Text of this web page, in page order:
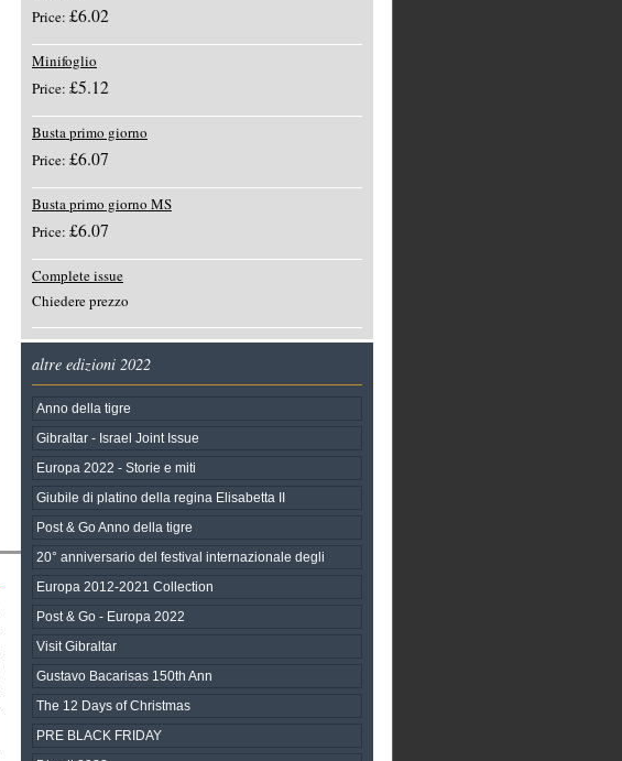
Price: £6.02
Minifoglio
Price: £5.12
Busta primo giorno
Price: £6.07
Busta primo giorno MS
Price: £6.07
Complete issue
Chiedere prezzo
altre edizioni 2022
Anno della tigre
Gibraltar - Israel Joint Issue
Europa 2022 - Storie e miti
Giubile di platino della regina Elisabetta II
Post & Go Anno della tigre
20° anniversario del festival internazionale degli
Europa 2012-2021 Collection
Post & Go - Europa 2022
Visit Gibraltar
Gustavo Bacarisas 150th Ann
The 12 Days of Christmas
PRE BLACK FRIDAY